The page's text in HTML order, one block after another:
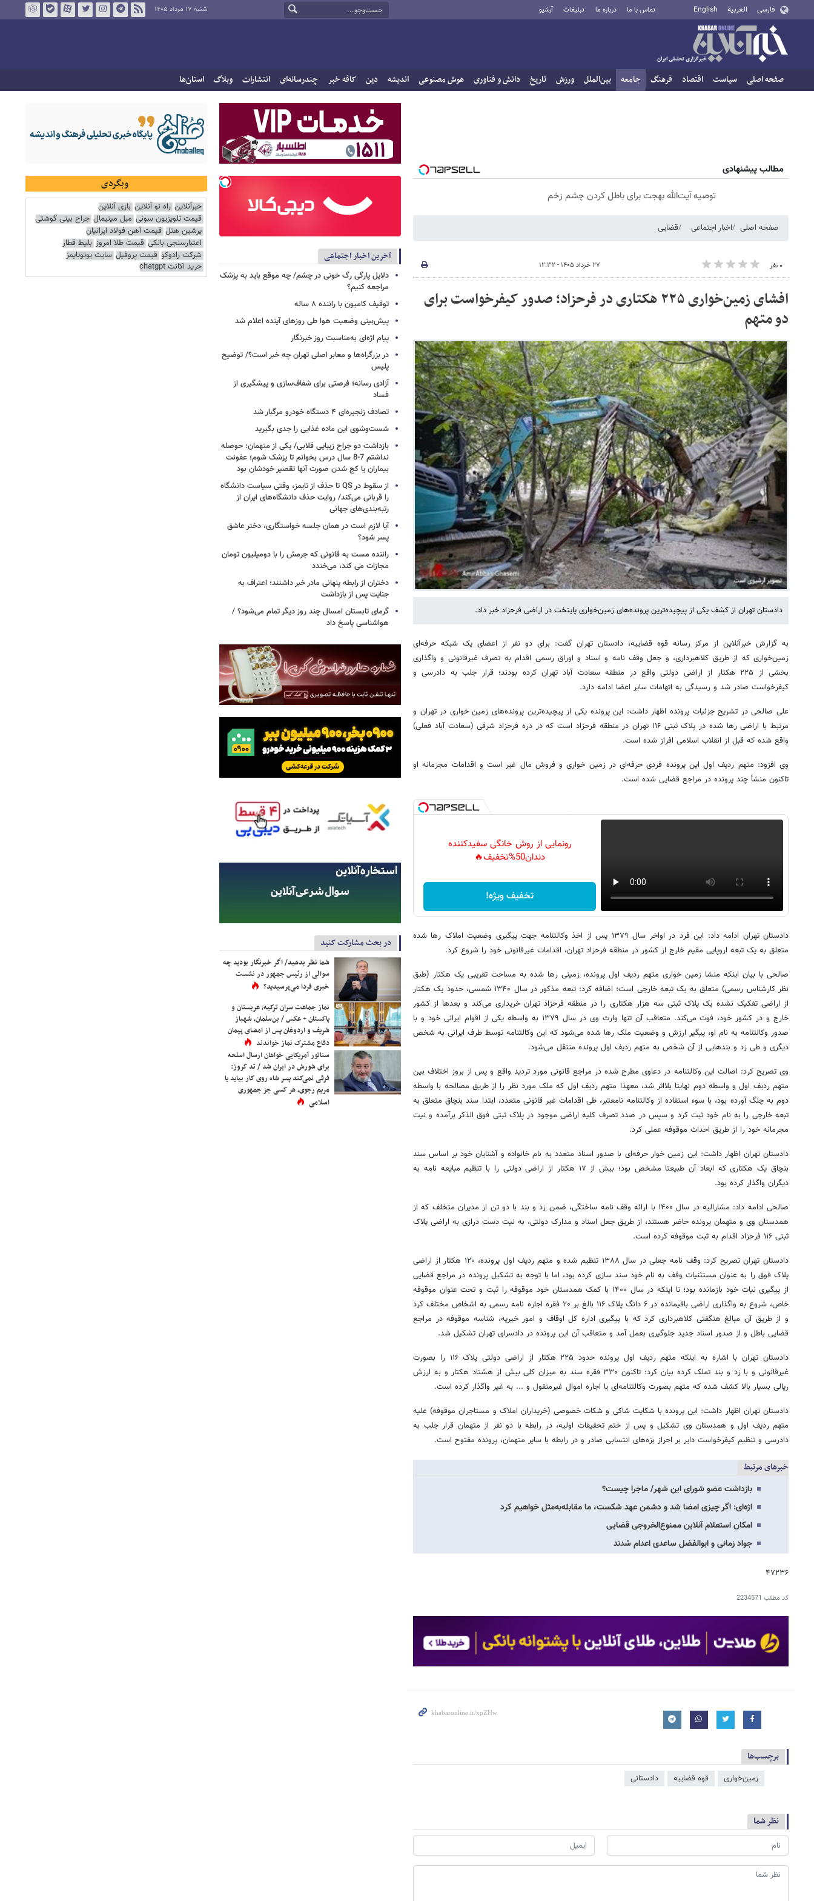
فارسی العربية English تماس با ما درباره ما تبلیغات آرشیو شنبه ۱۷ مرداد ۱۴۰۵
صفحه اصلی سیاست اقتصاد فرهنگ جامعه بین‌الملل ورزش تاریخ دانش و فناوری هوش مصنوعی اندیشه دین کافه خبر چندرسانه‌ای انتشارات وبلاگ استان‌ها
مطالب پیشنهادی
توصیه آیت‌الله بهجت برای باطل کردن چشم زخم
صفحه اصلی اخبار اجتماعی قضایی
۰ نفر ۲۷ خرداد ۱۴۰۵ - ۱۲:۳۲
افشای زمین‌خواری ۲۲۵ هکتاری در فرحزاد؛ صدور کیفرخواست برای
دو متهم
دادستان تهران از کشف یکی از پیچیده‌ترین پرونده‌های زمین‌خواری پایتخت در اراضی فرحزاد خبر داد.
به گزارش خبرآنلاین از مرکز رسانه قوه قضاییه، دادستان تهران گفت: برای دو نفر از اعضای یک شبکه حرفه‌ای
زمین‌خواری که از طریق کلاهبرداری، و جعل وقف نامه و اسناد و اوراق رسمی اقدام به تصرف غیرقانونی و واگذاری
بخشی از ۲۲۵ هکتار از اراضی دولتی واقع در منطقه سعادت آباد تهران کرده بودند؛ قرار جلب به دادرسی و
کیفرخواست صادر شد و رسیدگی به اتهامات سایر اعضا ادامه دارد.
علی صالحی در تشریح جزئیات پرونده اظهار داشت: این پرونده یکی از پیچیده‌ترین پرونده‌های زمین خواری در تهران و
مرتبط با اراضی رها شده در پلاک ثبتی ۱۱۶ تهران در منطقه فرحزاد است که در دره فرحزاد شرقی (سعادت آباد فعلی)
واقع شده که قبل از انقلاب اسلامی افراز شده است.
وی افزود: متهم ردیف اول این پرونده فردی حرفه‌ای در زمین خواری و فروش مال غیر است و اقدامات مجرمانه او
تاکنون منشأ چند پرونده در مراجع قضایی شده است.
رونمایی از روش خانگی سفیدکننده
دندان50%تخفیف🔥
تخفیف ویژه!
دادستان تهران ادامه داد: این فرد در اواخر سال ۱۳۷۹ پس از اخذ وکالتنامه جهت پیگیری وضعیت املاک رها شده
متعلق به یک تبعه اروپایی مقیم خارج از کشور در منطقه فرحزاد تهران، اقدامات غیرقانونی خود را شروع کرد.
صالحی با بیان اینکه منشا زمین خواری متهم ردیف اول پرونده، زمینی رها شده به مساحت تقریبی یک هکتار (طبق
نظر کارشناس رسمی) متعلق به یک تبعه خارجی است؛ اضافه کرد: تبعه مذکور در سال ۱۳۴۰ شمسی، حدود یک هکتار
از اراضی تفکیک نشده یک پلاک ثبتی سه هزار هکتاری را در منطقه فرحزاد تهران خریداری می‌کند و بعدها از کشور
خارج و در کشور خود، فوت می‌کند. متعاقب آن تنها وارث وی در سال ۱۳۷۹ به واسطه یکی از اقوام ایرانی خود و با
صدور وکالتنامه به نام او، پیگیر ارزش و وضعیت ملک رها شده می‌شود که این وکالتنامه توسط طرف ایرانی به شخص
دیگری و طی زد و بندهایی از آن شخص به متهم ردیف اول پرونده منتقل می‌شود.
وی تصریح کرد: اصالت این وکالتنامه در دعاوی مطرح شده در مراجع قانونی مورد تردید واقع و پس از بروز اختلاف بین
متهم ردیف اول و واسطه دوم نهایتا بلااثر شد، معهذا متهم ردیف اول که ملک مورد نظر را از طریق مصالحه با واسطه
دوم به چنگ آورده بود، با سوء استفاده از وکالتنامه نامعتبر، طی اقدامات غیر قانونی متعدد، ابتدا سند بنچاق متعلق به
تبعه خارجی را به نام خود ثبت کرد و سپس در صدد تصرف کلیه اراضی موجود در پلاک ثبتی فوق الذکر برآمده و نیت
مجرمانه خود را از طریق احداث موقوفه عملی کرد.
دادستان تهران اظهار داشت: این زمین خوار حرفه‌ای با صدور اسناد متعدد به نام خانواده و آشنایان خود بر اساس سند
بنچاق یک هکتاری که ابعاد آن طبیعتا مشخص بود؛ بیش از ۱۷ هکتار از اراضی دولتی را با تنظیم مبایعه نامه به
دیگران واگذار کرده بود.
صالحی ادامه داد: مشارالیه در سال ۱۴۰۰ با ارائه وقف نامه ساختگی، ضمن زد و بند با دو تن از مدیران متخلف که از
همدستان وی و متهمان پرونده حاضر هستند، از طریق جعل اسناد و مدارک دولتی، به نیت دست درازی به اراضی پلاک
ثبتی ۱۱۶ فرحزاد اقدام به ثبت موقوفه کرده است.
دادستان تهران تصریح کرد: وقف نامه جعلی در سال ۱۳۸۸ تنظیم شده و متهم ردیف اول پرونده، ۱۲۰ هکتار از اراضی
پلاک فوق را به عنوان مستثنیات وقف به نام خود سند سازی کرده بود، اما با توجه به تشکیل پرونده در مراجع قضایی
از پیگیری نیات خود بازمانده بود؛ تا اینکه در سال ۱۴۰۰ با کمک همدستان خود موقوفه را ثبت و تحت عنوان موقوفه
خاص، شروع به واگذاری اراضی باقیمانده در ۶ دانگ پلاک ۱۱۶ بالغ بر ۲۰ فقره اجاره نامه رسمی به اشخاص مختلف کرد
و از طریق آن مبالغ هنگفتی کلاهبرداری کرد که با پیگیری اداره کل اوقاف و امور خیریه، شناسه موقوفه در مراجع
قضایی باطل و از صدور اسناد جدید جلوگیری بعمل آمد و متعاقب آن این پرونده در دادسرای تهران تشکیل شد.
دادستان تهران با اشاره به اینکه متهم ردیف اول پرونده حدود ۲۲۵ هکتار از اراضی دولتی پلاک ۱۱۶ را بصورت
غیرقانونی و با زد و بند تملک کرده بیان کرد: تاکنون ۳۳۰ فقره سند به میزان کلی بیش از هشتاد هکتار و به ارزش
ریالی بسیار بالا کشف شده که متهم بصورت وکالتنامه‌ای یا اجاره اموال غیرمنقول و ... به غیر واگذار کرده است.
دادستان تهران اظهار داشت: این پرونده با شکایت شاکی و شکات خصوصی (خریداران املاک و مستاجران موقوفه) علیه
متهم ردیف اول و همدستان وی تشکیل و پس از ختم تحقیقات اولیه، در رابطه با دو نفر از متهمان قرار جلب به
دادرسی و تنظیم کیفرخواست دایر بر احراز بزه‌های انتسابی صادر و در رابطه با سایر متهمان، پرونده مفتوح است.
خبرهای مرتبط
بازداشت عضو شورای این شهر/ ماجرا چیست؟
اژه‌ای: اگر چیزی امضا شد و دشمن عهد شکست، ما مقابله‌به‌مثل خواهیم کرد
امکان استعلام آنلاین ممنوع‌الخروجی قضایی
جواد زمانی و ابوالفضل ساعدی اعدام شدند
۴۷۲۳۶
کد مطلب 2234571
برچسب‌ها
زمین‌خواری قوه قضاییه دادستانی
نظر شما
آخرین اخبار اجتماعی
دلایل پارگی رگ خونی در چشم/ چه موقع باید به پزشک
مراجعه کنیم؟
توقیف کامیون با راننده ۸ ساله
پیش‌بینی وضعیت هوا طی روزهای آینده اعلام شد
پیام اژه‌ای به‌مناسبت روز خبرنگار
در بزرگراه‌ها و معابر اصلی تهران چه خبر است؟/ توضیح
پلیس
آزادی رسانه؛ فرصتی برای شفاف‌سازی و پیشگیری از
فساد
تصادف زنجیره‌ای ۴ دستگاه خودرو مرگبار شد
شست‌وشوی این ماده غذایی را جدی بگیرید
بازداشت دو جراح زیبایی قلابی/ یکی از متهمان: حوصله
نداشتم 7-8 سال درس بخوانم تا پزشک شوم؛ عفونت
بیماران یا کج شدن صورت آنها تقصیر خودشان بود
از سقوط در QS تا حذف از تایمز، وقتی سیاست دانشگاه
را قربانی می‌کند/ روایت حذف دانشگاه‌های ایران از
رتبه‌بندی‌های جهانی
آیا لازم است در همان جلسه خواستگاری، دختر عاشق
پسر شود؟
راننده مست به قانونی که جرمش را با دومیلیون تومان
مجازات می کند، می‌خندد
دختران از رابطه پنهانی مادر خبر داشتند؛ اعتراف به
جنایت پس از بازداشت
گرمای تابستان امسال چند روز دیگر تمام می‌شود؟ /
هواشناسی پاسخ داد
در بحث مشارکت کنید
شما نظر بدهید/ اگر خبرنگار بودید چه
سوالی از رئیس جمهور در نشست
خبری فردا می‌پرسیدید؟
نماز جماعت سران ترکیه، عربستان و
پاکستان + عکس / بن‌سلمان، شهباز
شریف و اردوغان پس از امضای پیمان
دفاع مشترک نماز خواندند
سناتور آمریکایی خواهان ارسال اسلحه
برای شورش در ایران شد / تد کروز:
فرقی نمی‌کند پسر شاه روی کار بیاید یا
مریم رجوی، هر کسی جز جمهوری
اسلامی
وبگردی
خبرآنلاین راه نو آنلاین بازی آنلاین
قیمت تلویزیون سونی مبل مینیمال جراح بینی گوشتی
پرشین هتل قیمت آهن فولاد ایرانیان
اعتبارسنجی بانکی قیمت طلا امروز بلیط قطار
شرکت رادوکو قیمت پروفیل سایت یوتوتایمز
خرید اکانت chatgpt